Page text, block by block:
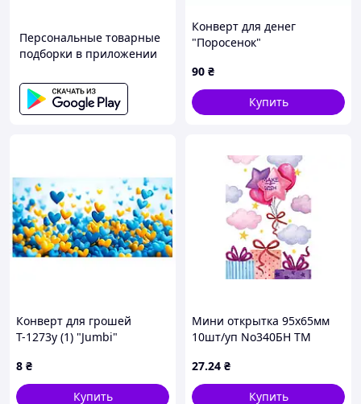
Персональные товарные
подборки в приложении
Конверт для денег
"Поросенок"
90 ₴
Купить
Конверт для грошей
Т-1273у (1) "Jumbi"
8 ₴
Купить
Мини открытка 95х65мм
10шт/уп No340БН ТМ
27.24 ₴
Купить